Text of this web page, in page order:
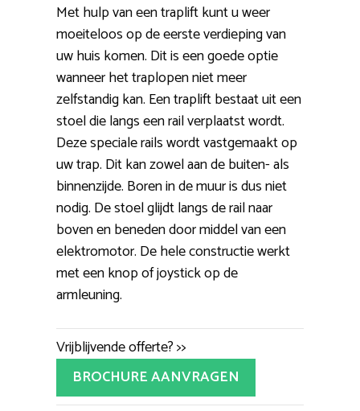
Met hulp van een traplift kunt u weer
moeiteloos op de eerste verdieping van
uw huis komen. Dit is een goede optie
wanneer het traplopen niet meer
zelfstandig kan. Een traplift bestaat uit een
stoel die langs een rail verplaatst wordt.
Deze speciale rails wordt vastgemaakt op
uw trap. Dit kan zowel aan de buiten- als
binnenzijde. Boren in de muur is dus niet
nodig. De stoel glijdt langs de rail naar
boven en beneden door middel van een
elektromotor. De hele constructie werkt
met een knop of joystick op de
armleuning.
Vrijblijvende offerte? >>
BROCHURE AANVRAGEN